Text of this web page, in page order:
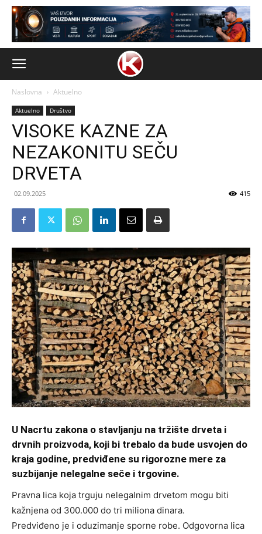
Naslovna Aktuelno
Aktuelno Društvo
VISOKE KAZNE ZA
NEZAKONITU SEČU
DRVETA
02.09.2025 415
U Nacrtu zakona o stavljanju na tržište drveta i
drvnih proizvoda, koji bi trebalo da bude usvojen do
kraja godine, predviđene su rigorozne mere za
suzbijanje nelegalne seče i trgovine.
Pravna lica koja trguju nelegalnim drvetom mogu biti
kažnjena od 300.000 do tri miliona dinara.
Predviđeno je i oduzimanje sporne robe. Odgovorna lica